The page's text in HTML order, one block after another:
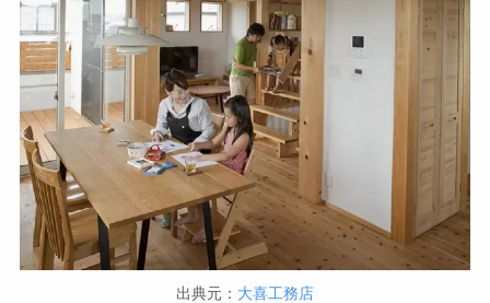
出典元： 大喜工務店